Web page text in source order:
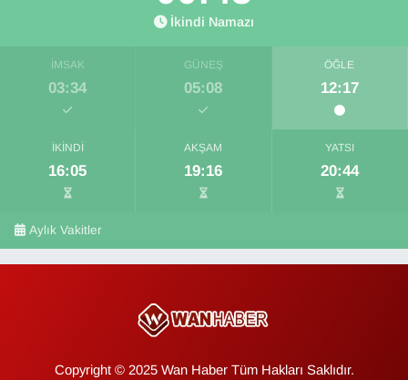
İkindi Namazı
İMSAK
03:34
GÜNEŞ
05:08
ÖĞLE
12:17
İKINDI
16:05
AKŞAM
19:16
YATSI
20:44
Aylık Vakitler
Copyright © 2025 Wan Haber Tüm Hakları Saklıdır.